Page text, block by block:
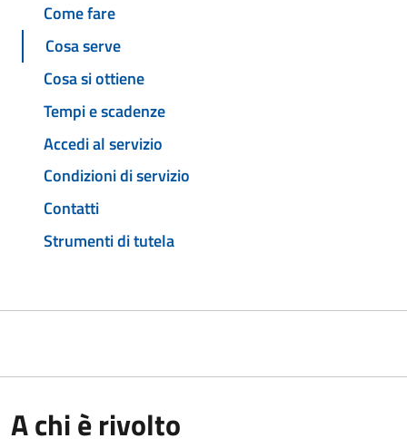
Come fare
Cosa serve
Cosa si ottiene
Tempi e scadenze
Accedi al servizio
Condizioni di servizio
Contatti
Strumenti di tutela
A chi è rivolto